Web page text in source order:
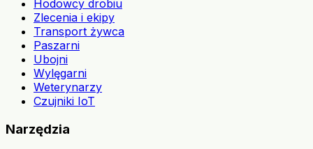
Hodowcy drobiu
Zlecenia i ekipy
Transport żywca
Paszarni
Ubojni
Wylęgarni
Weterynarzy
Czujniki IoT
Narzędzia